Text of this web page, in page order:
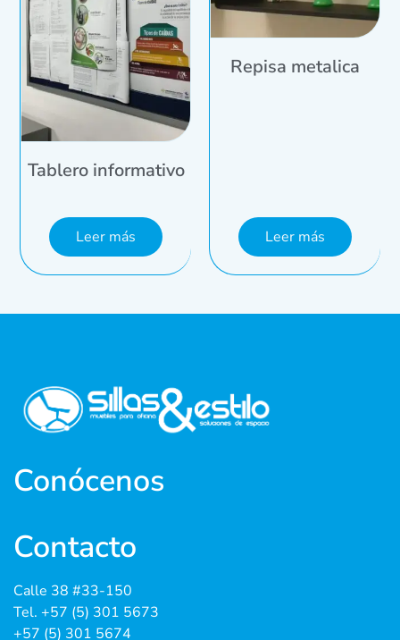
Tablero informativo
Leer más
Repisa metalica
Leer más
Conócenos
Contacto
Calle 38 #33-150
Tel. +57 (5) 301 5673
+57 (5) 301 5674